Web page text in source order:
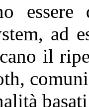
ad
il